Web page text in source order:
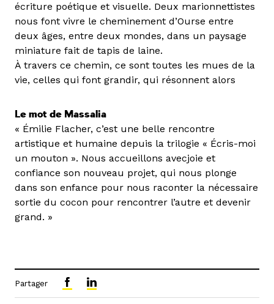
écriture poétique et visuelle. Deux marionnettistes
nous font vivre le cheminement d’Ourse entre
deux âges, entre deux mondes, dans un paysage
miniature fait de tapis de laine.
À travers ce chemin, ce sont toutes les mues de la
vie, celles qui font grandir, qui résonnent alors
Le mot de Massalia
« Émilie Flacher, c’est une belle rencontre
artistique et humaine depuis la trilogie « Écris-moi
un mouton ». Nous accueillons avecjoie et
confiance son nouveau projet, qui nous plonge
dans son enfance pour nous raconter la nécessaire
sortie du cocon pour rencontrer l’autre et devenir
grand. »
Partager